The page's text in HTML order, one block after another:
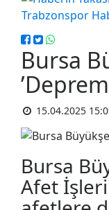
Bursa
’Deprem
15.04.2025
Bursa
Afet İşleri